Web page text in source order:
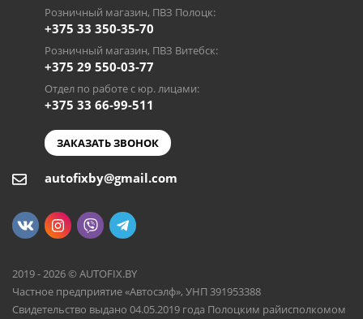
Розничный магазин, ПВЗ Полоцк:
+375 33 350-35-70
Розничный магазин, ПВЗ Витебск:
+375 29 550-03-77
Отдел по работе с юр. лицами:
+375 33 66-99-511
ЗАКАЗАТЬ ЗВОНОК
autofixby@gmail.com
2019 - 2026 © AUTOFIX.BY
Частное предприятие «Автосэлф», УНП 391953388
Свидетельство выдано 04.05.2019 года Полоцким райисполкомом